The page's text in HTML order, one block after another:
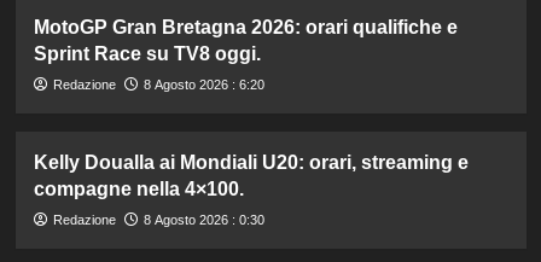
MotoGP Gran Bretagna 2026: orari qualifiche e
Sprint Race su TV8 oggi.
Redazione 8 Agosto 2026 : 6:20
Kelly Doualla ai Mondiali U20: orari, streaming e
compagne nella 4×100.
Redazione 8 Agosto 2026 : 0:30